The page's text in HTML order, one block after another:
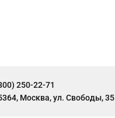
250-22-71
Москва, ул. Свободы, 35